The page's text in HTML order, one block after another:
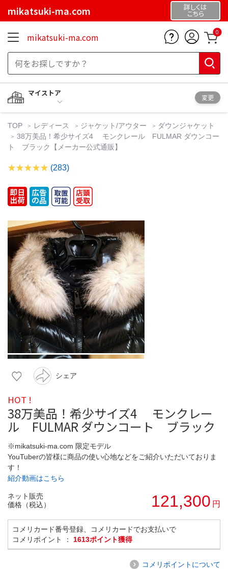
mikatsuki-ma.com 詳しくは
こちら
mikatsuki-ma.com 0
マイストア
変更
TOP レディース ジャケット/アウター
ダウンジャケット
38万美品！希少サイズ4 モンクレール FULMAR ダウンコー
ト ブラック【メーカー公式通販】
(283)
シェア
HOT !
38万美品！希少サイズ4 モンクレー
ル FULMAR ダウンコート ブラック
※mikatsuki-ma.com 限定モデル
YouTuberの皆様に商品の使い心地などをご紹介いただいておりま
す！
紹介動画はこちら
ネット販売
価格（税込）
121,300 円
コメリカード番号登録、コメリカードでお支払いで
コメリポイント ： 1613ポイント獲得
コメリポイントについて